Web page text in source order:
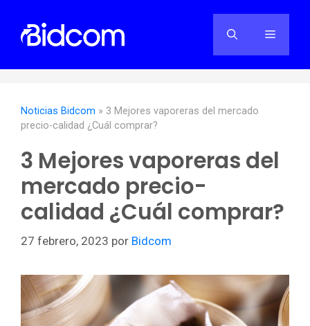
contenido
Menú
Noticias Bidcom » 3 Mejores vaporeras del mercado
precio-calidad ¿Cuál comprar?
3 Mejores vaporeras del
mercado precio-
calidad ¿Cuál comprar?
27 febrero, 2023 por Bidcom